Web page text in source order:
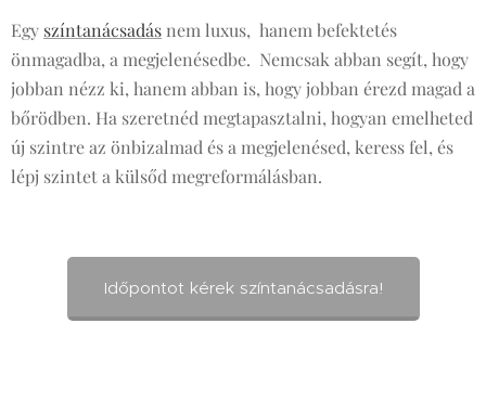
Egy színtanácsadás nem luxus, hanem befektetés
önmagadba, a megjelenésedbe. Nemcsak abban segít, hogy
jobban nézz ki, hanem abban is, hogy jobban érezd magad a
bőrödben. Ha szeretnéd megtapasztalni, hogyan emelheted
új szintre az önbizalmad és a megjelenésed, keress fel, és
lépj szintet a külsőd megreformálásban.
Időpontot kérek színtanácsadásra!